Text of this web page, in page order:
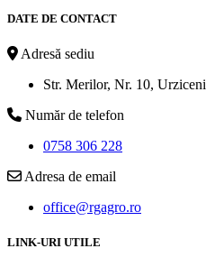
DATE DE CONTACT
Adresă sediu
Str. Merilor, Nr. 10,
Număr de telefon
0758 306 228
Adresa de email
office@rgagro.ro
LINK-URI UTILE